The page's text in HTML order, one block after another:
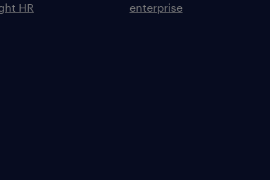
HR
enterprise